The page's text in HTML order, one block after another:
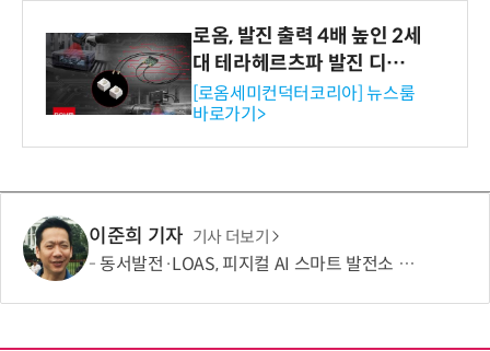
로옴, 발진 출력 4배 높인 2세
대 테라헤르츠파 발진 디바이
스 개발
[로옴세미컨덕터코리아] 뉴스룸
바로가기>
이준희 기자 기사 더보기
동서발전·LOAS, 피지컬 AI 스마트 발전소 실증 협력